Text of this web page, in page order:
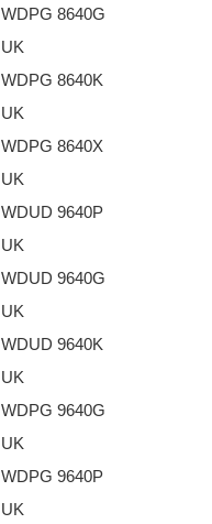
WDPG 8640G
UK
WDPG 8640K
UK
WDPG 8640X
UK
WDUD 9640P
UK
WDUD 9640G
UK
WDUD 9640K
UK
WDPG 9640G
UK
WDPG 9640P
UK